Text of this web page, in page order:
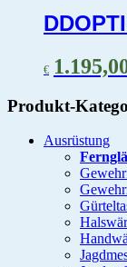
€
Produkt-
Ausrüstung